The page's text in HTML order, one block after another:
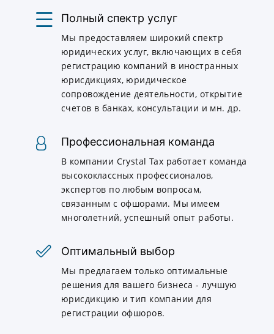
Полный спектр услуг
Мы предоставляем широкий спектр
юридических услуг, включающих в себя
регистрацию компаний в иностранных
юрисдикциях, юридическое
сопровождение деятельности, открытие
счетов в банках, консультации и мн. др.
Профессиональная команда
В компании Crystal Tax работает команда
высококлассных профессионалов,
экспертов по любым вопросам,
связанным с офшорами. Мы имеем
многолетний, успешный опыт работы.
Оптимальный выбор
Мы предлагаем только оптимальные
решения для вашего бизнеса - лучшую
юрисдикцию и тип компании для
регистрации офшоров.